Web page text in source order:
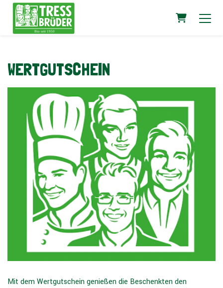
Warenkorb
WERTGUTSCHEIN
Mit dem Wertgutschein genießen die Beschenkten den